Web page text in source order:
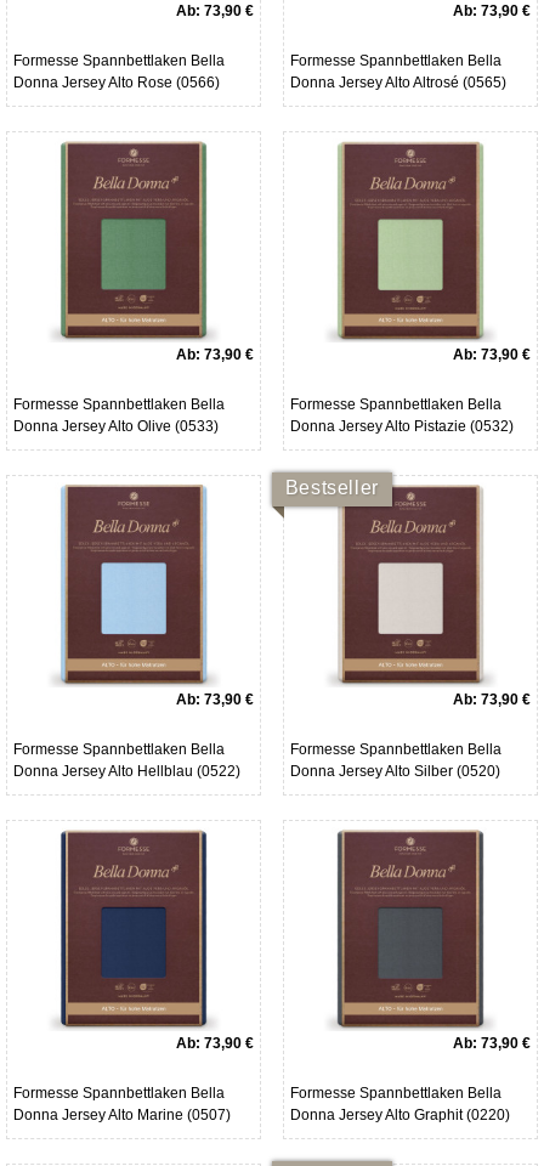
Ab: 73,90 €
Formesse Spannbettlaken Bella
Donna Jersey Alto Rose (0566)
Ab: 73,90 €
Formesse Spannbettlaken Bella
Donna Jersey Alto Altrosé (0565)
Ab: 73,90 €
Formesse Spannbettlaken Bella
Donna Jersey Alto Olive (0533)
Ab: 73,90 €
Formesse Spannbettlaken Bella
Donna Jersey Alto Pistazie (0532)
Ab: 73,90 €
Formesse Spannbettlaken Bella
Donna Jersey Alto Hellblau (0522)
Bestseller
Ab: 73,90 €
Formesse Spannbettlaken Bella
Donna Jersey Alto Silber (0520)
Ab: 73,90 €
Formesse Spannbettlaken Bella
Donna Jersey Alto Marine (0507)
Ab: 73,90 €
Formesse Spannbettlaken Bella
Donna Jersey Alto Graphit (0220)